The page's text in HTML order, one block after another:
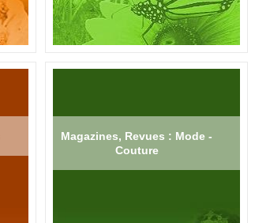
Magazines, Revues : Mode -
Couture